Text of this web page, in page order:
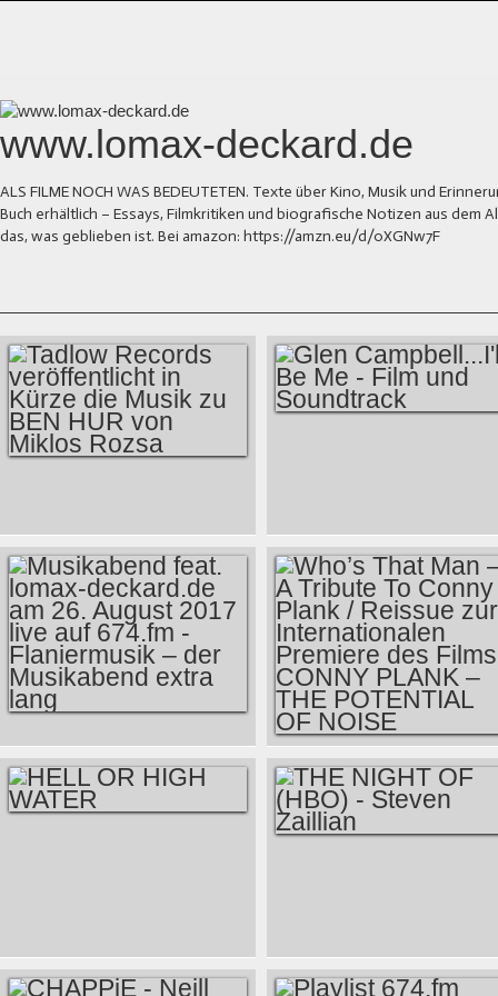
www.lomax-deckard.de
ALS FILME NOCH WAS BEDEUTETEN. Texte über Kino, Musik und
Buch erhältlich – Essays, Filmkritiken und biografische Notizen aus dem
das, was geblieben ist. Bei amazon: https://amzn.eu/d/0XGNw7F
VERÖFFENTLICHT
IN KÜRZE DIE
MUSIK ZU BEN HUR
VON MIKLOS
ROZSA
ME - FILM UND
SOUNDTRACK
MUSIKABEND FEAT.
LOMAX-
DER MUSIKABEND
WHO’S THAT MAN –
A TRIBUTE TO
PREMIERE DES
FILMS CONNY
ZAILLIAN